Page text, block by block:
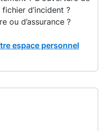
d’incident ?
ou d’assurance ?
espace personnel